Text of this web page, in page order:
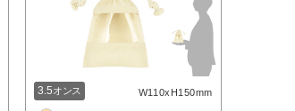
3.5オンス W110xH150mm